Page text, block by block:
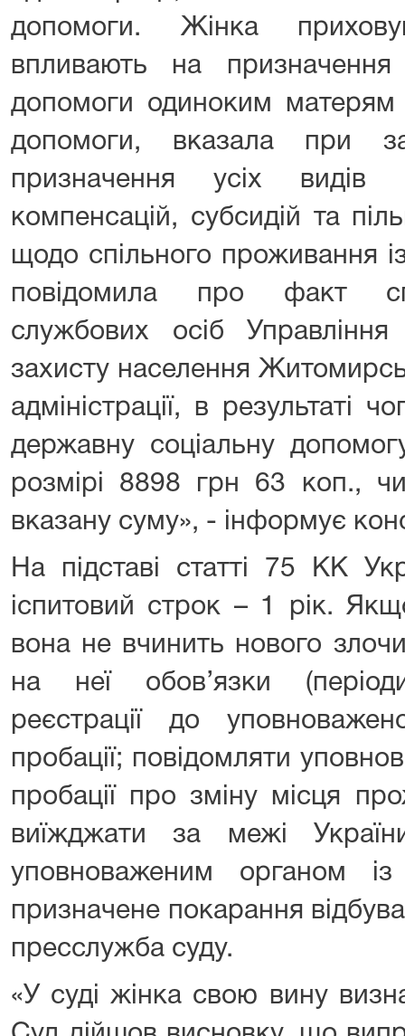
допомоги. Жінка
впливають на
допомоги одиноким
допомоги, вказала при
призначення усіх видів
компенсацій, субсидій та
щодо спільного проживання
повідомила про факт
службових осіб
захисту населення
адміністрації, в результаті
державну соціальну
розмірі 8898 грн 63 коп.,
вказану суму», - інформує
На підставі статті 75 КК
іспитовий строк – 1 рік.
вона не вчинить нового
на неї обов’язки
реєстрації до
пробації; повідомляти
пробації про зміну місця
виїжджати за межі
уповноваженим органом
призначене покарання
пресслужба суду.
«У суді жінка свою вину